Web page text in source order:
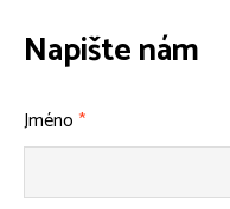
Napište nám
Jméno*